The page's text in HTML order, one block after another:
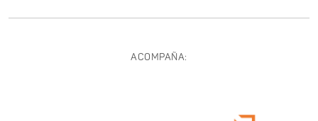
ACOMPAÑA: